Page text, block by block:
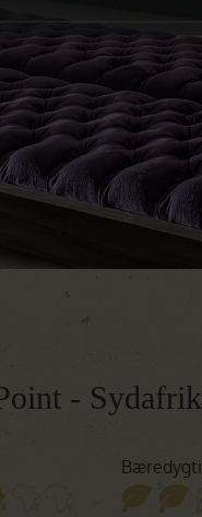
Botswana
Oplev Botswana
Rejser til Botswana
Namibia
Oplev Namibia
Rejser til Namibia
Det Indiske Ocean
Rejser til Det
-